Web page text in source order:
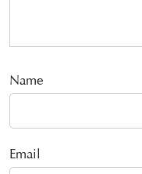
Name
Email